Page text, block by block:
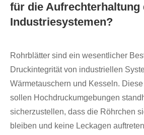
für die Aufrechterhaltung
Industriesystemen?
Rohrblätter sind ein wesentlicher
Druckintegrität von industriellen
Wärmetauschern und Kesseln.
sollen Hochdruckumgebungen
sicherzustellen, dass die Röhrchen
bleiben und keine Leckagen